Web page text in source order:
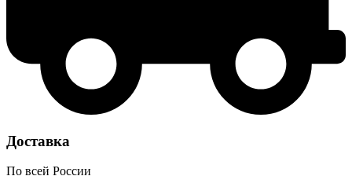
Доставка
По всей России